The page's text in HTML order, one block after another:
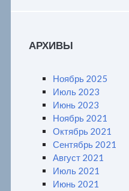
АРХИВЫ
Ноябрь 2025
Июль 2023
Июнь 2023
Ноябрь 2021
Октябрь 2021
Сентябрь 2021
Август 2021
Июль 2021
Июнь 2021